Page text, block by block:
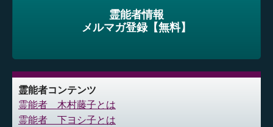
霊能者情報
メルマガ登録【無料】
霊能者コンテンツ
霊能者 木村藤子とは
霊能者 下ヨシ子とは